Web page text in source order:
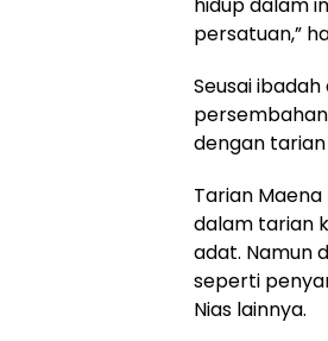
persatuan,”
Seusai
dengan tarian
Tarian
dalam tarian
adat. Namun
seperti
Nias lainnya.